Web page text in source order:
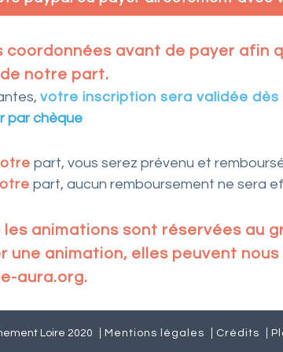
coordonnées avant de payer afin
notre part.
votre inscription sera validée dès
par chèque
part, vous serez prévenu et
part, aucun remboursement ne sera
les animations sont réservées au
une animation, elles peuvent
aura.org.
Loire 2020 Mentions légales Crédits